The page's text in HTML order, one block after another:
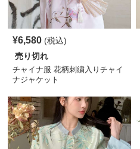
¥6,580 (税込)
売り切れ
チャイナ服 花柄刺繍入りチャイ
ナジャケット